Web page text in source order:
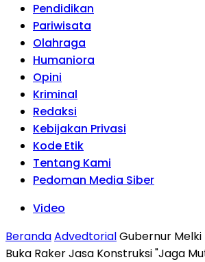
Pendidikan
Pariwisata
Olahraga
Humaniora
Opini
Kriminal
Redaksi
Kebijakan Privasi
Kode Etik
Tentang Kami
Pedoman Media Siber
Video
BerandaAdvedtorialGubernur Melki
Buka Raker Jasa Konstruksi "Jaga